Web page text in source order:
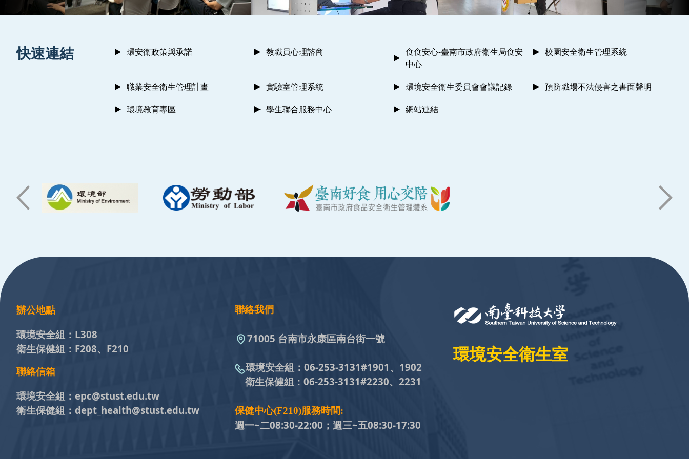
快速連結 環安衛政策與承諾 教職員心理諮商
食食安心-臺南市政府衛生局食安
中心
校園安全衛生管理系統
職業安全衛生管理計畫 實驗室管理系統 環境安全衛生委員會會議記錄
預防職場不法侵害之書面聲明
環境教育專區
學生聯合服務中心 網站連結
環境安全衛生室
聯絡我們
71005 台南市永康區南台街一號
環境安全組：06-253-3131#1901、1902
衛生保健組：06-253-3131#2230、2231
保健中心(F210)服務時間:
週一~二08:30-22:00；週三~五08:30-17:30
辦公地點
環境安全組： L308
衛生保健組： F208、F210
聯絡信箱
環境安全組： epc@stust.edu.tw
衛生保健組： dept_health@stust.edu.tw